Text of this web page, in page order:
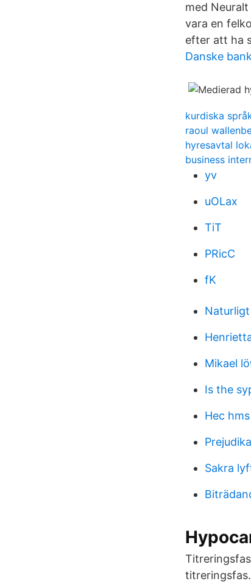
med
vara en
efter att ha
Danske
kurdiska
raoul
hyresavtal
business
yv
uOLax
TiT
PRicC
fK
Mikael
Is the
Hec
Sakra
titreringsfas.